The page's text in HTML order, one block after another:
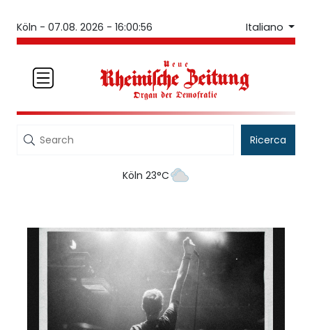
Köln - 07.08. 2026 - 16:00:56 Italiano
Ricerca
Köln 23°C